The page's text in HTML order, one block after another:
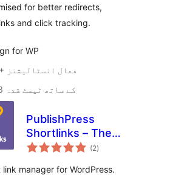
for better redirects,
and click tracking.
for WP
400+ فعال انسٹالیشنز
7.0.3 کے ساتھ ٹیسٹ شدہ
PublishPress
Shortlinks – The
Link Manager for
(2مجموعی
درجہ
)
manager for WordPress.